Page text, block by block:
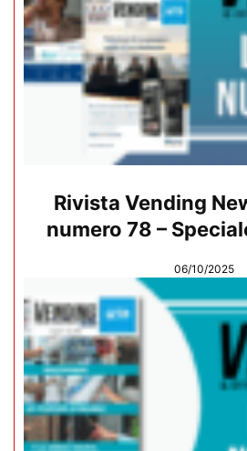
Rivista Vending
numero 78 –
06/10/2025